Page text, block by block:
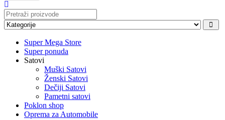
Super Mega Store
Super ponuda
Satovi
Muški Satovi
Ženski Satovi
Dečiji Satovi
Pametni satovi
Poklon shop
Oprema za Automobile